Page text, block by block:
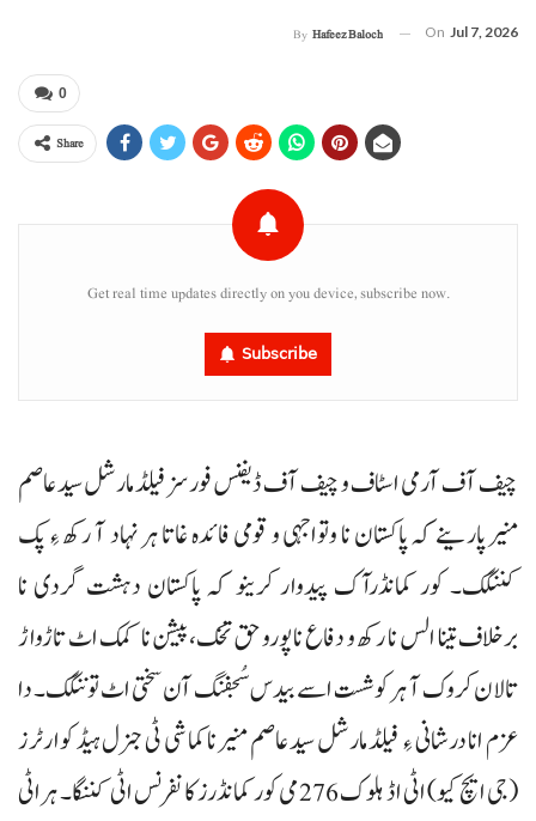
By Hafeez Baloch On Jul 7, 2026
0
Share
Get real time updates directly on you device, subscribe now.
Subscribe
چیف آف آرمی اسٹاف و چیف آف ڈیفنس فورسز فیلڈ مارشل سید عاصم
منیر پارینے کہ پاکستان نا وتواجہی و قومی فائدہ غاتا ہر نہاد آ رکھ ءِ پک
کننگک۔ کور کمانڈرآک پیدوار کرینو کہ پاکستان دہشت گردی نا
برخلاف تینا الس نا رکھ و دفاع نا پورو حق تخک، پیشن نا کمک اٹ تاڑواڑ
تالان کروک آ ہر کوشست اسے بیدس سُجفنگ آن سختی اٹ توننگک۔ دا
عزم انا درشانی ءِ فیلڈ مارشل سید عاصم منیر نا کماشی ٹی جنرل ہیڈ کوارٹرز
(جی ایچ کیو) اٹی اڈ ہلوک 276 می کور کمانڈرز کانفرنس اٹی کننگا۔ ہراٹی